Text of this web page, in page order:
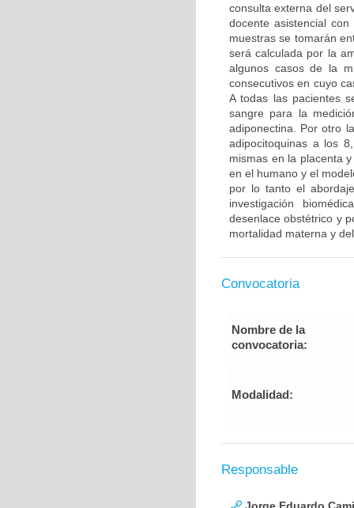
consulta externa del
docente asistencial
muestras se tomarán
será calculada por la
algunos casos de la
consecutivos en cuyo
A todas las pacientes
sangre para la
adiponectina. Por otro
adipocitoquinas a los
mismas en la placenta
en el humano y el
por lo tanto el
investigación
desenlace obstétrico y
mortalidad materna y
Convocatoria
Nombre de la
convocatoria:
Modalidad:
Responsable